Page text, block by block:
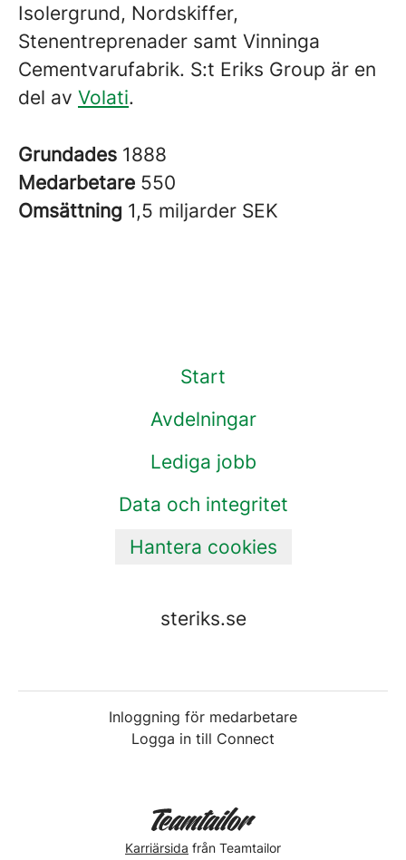
Isolergrund, Nordskiffer,
Stenentreprenader samt Vinninga
Cementvarufabrik. S:t Eriks Group är en
del av Volati.
Grundades 1888
Medarbetare 550
Omsättning 1,5 miljarder SEK
Start
Avdelningar
Lediga jobb
Data och integritet
Hantera cookies
steriks.se
Inloggning för medarbetare
Logga in till Connect
Karriärsida från Teamtailor